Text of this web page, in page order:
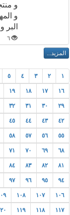
و
و
البر
٦
١ ٢ ٣ ٤ ٥
١٦ ١٧ ١٨ ١٩
٢٩ ٣٠ ٣١ ٣٢
٤٢ ٤٣ ٤٤ ٤٥
٥٥ ٥٦ ٥٧ ٥٨
٦٨ ٦٩ ٧٠ ٧١
٨١ ٨٢ ٨٣ ٨٤
٩٤ ٩٥ ٩٦ ٩٧
١٠٦ ١٠٧ ١٠٨
١١٧ ١١٨ ١١٩